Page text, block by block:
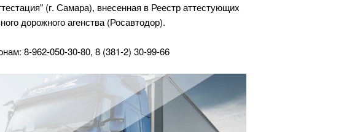
(г. Самара), внесенная в Реестр аттестующих
дорожного агенства (Росавтодор).
8-962-050-30-80, 8 (381-2) 30-99-66